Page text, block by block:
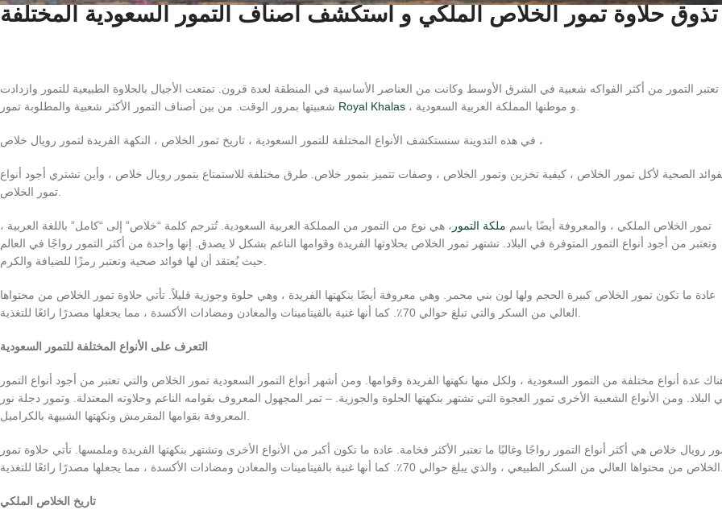
تذوق حلاوة تمور الخلاص الملكي و استكشف أصناف التمور السعودية المختلفة
تعتبر التمور من أكثر الفواكه شعبية في الشرق الأوسط وكانت من العناصر الأساسية في المنطقة لعدة قرون. تمتعت الأجيال بالحلاوة الطبيعية للتمور وازدادت
Royal Khalas
في هذه التدوينة سنستكشف الأنواع المختلفة للتمور السعودية ، تاريخ تمور الخلاص ، النكهة الفريدة لتمور رويال خلاص ،
الصحية لأكل تمور الخلاص ، كيفية تخزين وتمور الخلاص ، وصفات تتميز بتمور خلاص. طرق مختلفة للاستمتاع بتمور رويال خلاص ، وأين تشتري أجود أنواع
تمور الخلاص الملكي ، والمعروفة أيضًا باسم ملكة التمور ، هي نوع من التمور من المملكة العربية السعودية. تُترجم كلمة “خلاص” إلى “كامل” باللغة العربية ،
وتعتبر من أجود أنواع التمور المتوفرة في البلاد. تشتهر تمور الخلاص بحلاوتها الفريدة وقوامها الناعم بشكل لا يصدق. إنها واحدة من أكثر التمور رواجًا في العالم
عادة ما تكون تمور الخلاص كبيرة الحجم ولها لون بني محمر. وهي معروفة أيضًا بنكهتها الفريدة ، وهي حلوة وجوزية قليلاً. تأتي حلاوة تمور الخلاص من محتواها
التعرف على الأنواع المختلفة للتمور السعودية
عدة أنواع مختلفة من التمور السعودية ، ولكل منها نكهتها الفريدة وقوامها. ومن أشهر أنواع التمور السعودية تمور الخلاص والتي تعتبر من أجود أنواع التمور
البلاد. ومن الأنواع الشعبية الأخرى تمور العجوة التي تشتهر بنكهتها الحلوة والجوزية. – تمر المجهول المعروف بقوامه الناعم وحلاوته المعتدلة. وتمور دجلة نور
رويال خلاص هي أكثر أنواع التمور رواجًا وغالبًا ما تعتبر الأكثر فخامة. عادة ما تكون أكبر من الأنواع الأخرى وتشتهر بنكهتها الفريدة وملمسها. تأتي حلاوة تمور
تاريخ الخلاص الملكي